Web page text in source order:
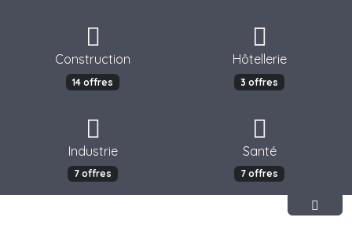
Construction
14 offres
Hôtellerie
3 offres
Industrie
7 offres
Santé
7 offres